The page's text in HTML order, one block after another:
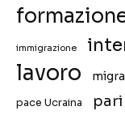
immigrazione
lavoro
pace Ucraina